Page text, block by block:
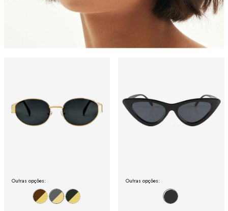
Outras opções: Outras opções: